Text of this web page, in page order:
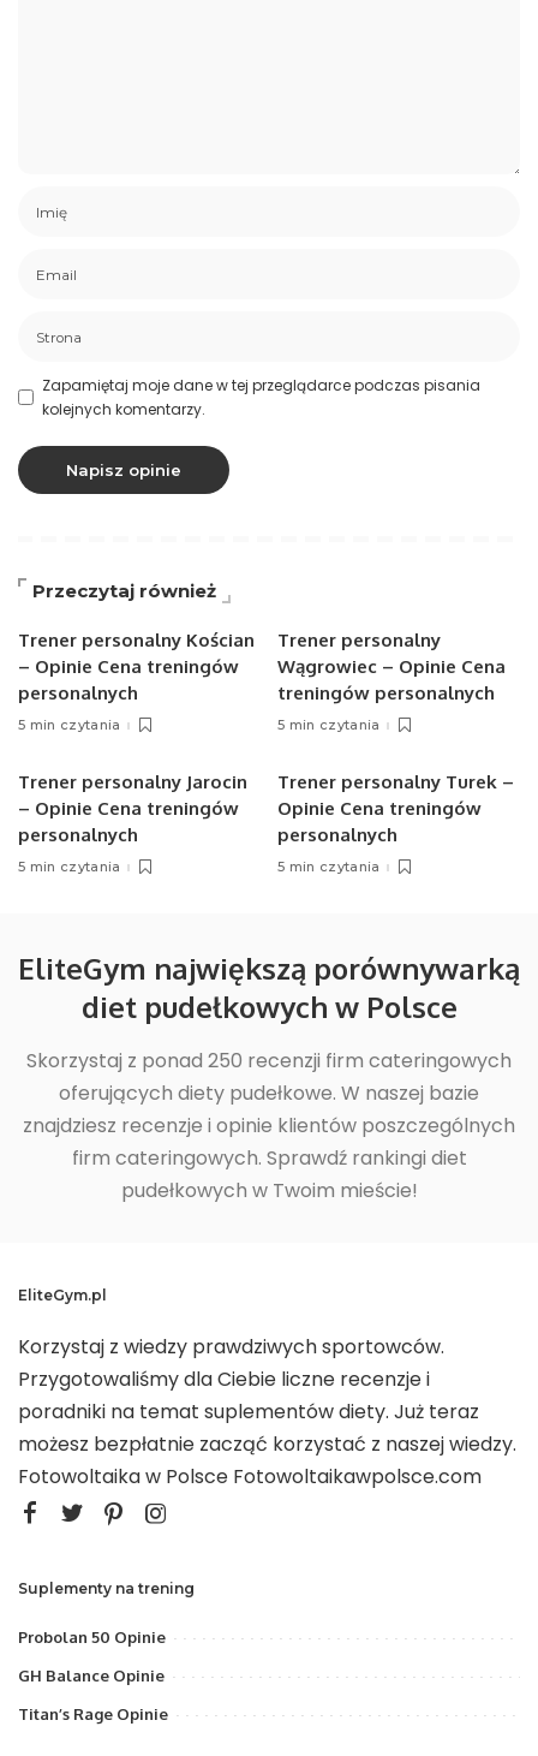
Zapamiętaj moje dane w tej przeglądarce podczas pisania
kolejnych komentarzy.
Przeczytaj również
Trener personalny Kościan
– Opinie Cena treningów
personalnych
5 min czytania
Trener personalny
Wągrowiec – Opinie Cena
treningów personalnych
5 min czytania
Trener personalny Jarocin
– Opinie Cena treningów
personalnych
5 min czytania
Trener personalny Turek –
Opinie Cena treningów
personalnych
5 min czytania
EliteGym największą porównywarką
diet pudełkowych w Polsce
Skorzystaj z ponad 250 recenzji firm cateringowych
oferujących diety pudełkowe. W naszej bazie
znajdziesz recenzje i opinie klientów poszczególnych
firm cateringowych. Sprawdź rankingi diet
pudełkowych w Twoim mieście!
EliteGym.pl
Korzystaj z wiedzy prawdziwych sportowców.
Przygotowaliśmy dla Ciebie liczne recenzje i
poradniki na temat suplementów diety. Już teraz
możesz bezpłatnie zacząć korzystać z naszej wiedzy.
Fotowoltaika w Polsce Fotowoltaikawpolsce.com
Suplementy na trening
Probolan 50 Opinie
GH Balance Opinie
Titan’s Rage Opinie